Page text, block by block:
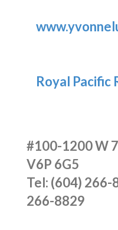
Royal Pacific
#100-1200 W
V6P 6G5
Tel: (604) 266-
266-8829